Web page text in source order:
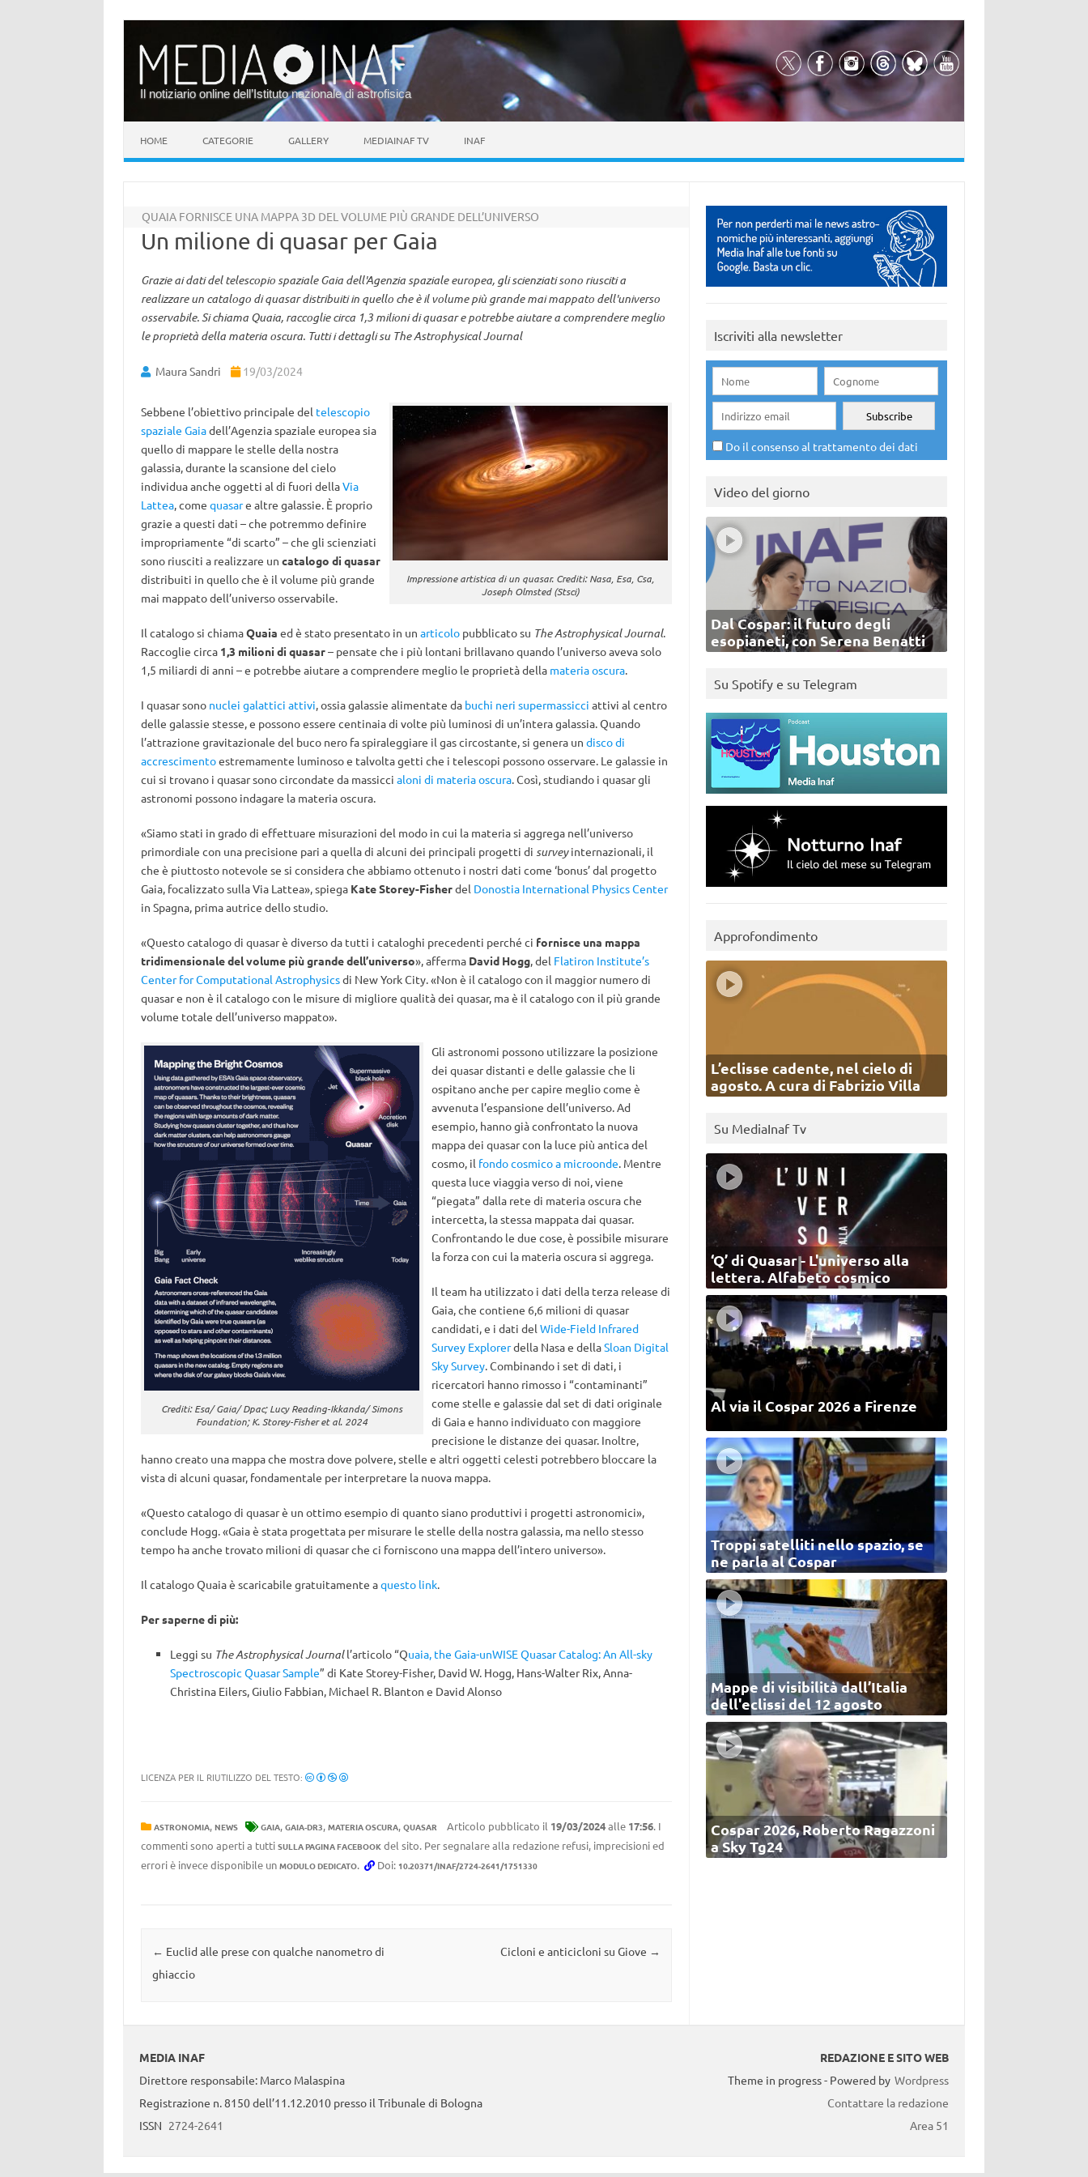
Il notiziario online dell’Istituto nazionale di astrofisica
HOME CATEGORIE GALLERY MEDIAINAF TV INAF
QUAIA FORNISCE UNA MAPPA 3D DEL VOLUME PIÙ GRANDE DELL’UNIVERSO
Un milione di quasar per Gaia
Grazie ai dati del telescopio spaziale Gaia dell'Agenzia spaziale europea, gli scienziati sono riusciti a
realizzare un catalogo di quasar distribuiti in quello che è il volume più grande mai mappato dell'universo
osservabile. Si chiama Quaia, raccoglie circa 1,3 milioni di quasar e potrebbe aiutare a comprendere meglio
le proprietà della materia oscura. Tutti i dettagli su The Astrophysical Journal
Maura Sandri 19/03/2024
Impressione artistica di un quasar. Crediti: Nasa, Esa, Csa,
Joseph Olmsted (Stsci)
Sebbene l’obiettivo principale del telescopio
spaziale Gaiadell’Agenzia spaziale europea sia
quello di mappare le stelle della nostra
galassia, durante la scansione del cielo
individua anche oggetti al di fuori dellaVia
Lattea, come quasare altre galassie. È proprio
grazie a questi dati – che potremmo definire
impropriamente “di scarto” – che gli scienziati
sono riusciti a realizzare un catalogo di quasar
distribuiti in quello che è il volume più grande
mai mappato dell’universo osservabile.
Il catalogo si chiamaQuaia ed è stato presentato in un articolopubblicato su The Astrophysical Journal.
Raccoglie circa 1,3 milioni di quasar– pensate che i più lontani brillavano quando l’universo aveva solo
1,5 miliardi di anni – e potrebbe aiutare a comprendere meglio le proprietà della materia oscura.
I quasar sono nuclei galattici attivi, ossia galassie alimentate da buchi neri supermassicci attivi al centro
delle galassie stesse, e possono essere centinaia di volte più luminosi di un’intera galassia. Quando
l’attrazione gravitazionale del buco nero fa spiraleggiare il gas circostante, si genera un disco di
accrescimentoestremamente luminoso e talvolta getti che i telescopi possono osservare. Le galassie in
cui si trovano i quasar sono circondate da massicci aloni di materia oscura. Così, studiando i quasar gli
astronomi possono indagare la materia oscura.
«Siamo stati in grado di effettuare misurazioni del modo in cui la materia si aggrega nell’universo
primordiale con una precisione pari a quella di alcuni dei principali progetti di surveyinternazionali, il
che è piuttosto notevole se si considera che abbiamo ottenuto i nostri dati come ‘bonus’ dal progetto
Gaia, focalizzato sulla Via Lattea», spiegaKate Storey-Fisherdel Donostia International Physics Center
in Spagna, prima autrice dello studio.
«Questo catalogo di quasar è diverso da tutti i cataloghi precedenti perché ci fornisce una mappa
tridimensionale del volume più grande dell’universo», afferma David Hogg, del Flatiron Institute’s
Center for Computational Astrophysicsdi New York City. «Non è il catalogo con il maggior numero di
quasar e non è il catalogo con le misure di migliore qualità dei quasar, ma è il catalogo con il più grande
volume totale dell’universo mappato».
Crediti: Esa/ Gaia/ Dpac; Lucy Reading-Ikkanda/ Simons
Foundation; K. Storey-Fisher et al. 2024
Gli astronomi possono utilizzare la posizione
dei quasar distanti e delle galassie che li
ospitano anche per capire meglio come è
avvenuta l’espansione dell’universo. Ad
esempio, hanno già confrontato la nuova
mappa dei quasar con la luce più antica del
cosmo, il fondo cosmico a microonde. Mentre
questa luce viaggia verso di noi, viene
“piegata” dalla rete di materia oscura che
intercetta, la stessa mappata dai quasar.
Confrontando le due cose, è possibile misurare
la forza con cui la materia oscura si aggrega.
Il team ha utilizzato i dati della terza release di
Gaia, che contiene 6,6 milioni di quasar
candidati, e i dati del Wide-Field Infrared
Survey Explorerdella Nasa e dellaSloan Digital
Sky Survey. Combinando i set di dati, i
ricercatori hanno rimosso i “contaminanti”
come stelle e galassie dal set di dati originale
di Gaia e hanno individuato con maggiore
precisione le distanze dei quasar. Inoltre,
hanno creato una mappa che mostra dove polvere, stelle e altri oggetti celesti potrebbero bloccare la
vista di alcuni quasar, fondamentale per interpretare la nuova mappa.
«Questo catalogo di quasar è un ottimo esempio di quanto siano produttivi i progetti astronomici»,
conclude Hogg. «Gaia è stata progettata per misurare le stelle della nostra galassia, ma nello stesso
tempo ha anche trovato milioni di quasar che ci forniscono una mappa dell’intero universo».
Il catalogo Quaia è scaricabile gratuitamente aquesto link.
Per saperne di più:
Leggi su The Astrophysical Journall’articolo “Quaia, the Gaia-unWISE Quasar Catalog: An All-sky
Spectroscopic Quasar Sample” di Kate Storey-Fisher, David W. Hogg, Hans-Walter Rix, Anna-
Christina Eilers, Giulio Fabbian, Michael R. Blanton e David Alonso
LICENZA PER IL RIUTILIZZO DEL TESTO:
ASTRONOMIA, NEWS GAIA, GAIA-DR3, MATERIA OSCURA, QUASAR Articolo pubblicato il 19/03/2024alle 17:56. I
commenti sono aperti a tutti SULLA PAGINA FACEBOOKdel sito. Per segnalare alla redazione refusi, imprecisioni ed
errori è invece disponibile un MODULO DEDICATO. Doi: 10.20371/INAF/2724-2641/1751330
Navigazione articolo
← Euclid alle prese con qualche nanometro di
ghiaccio
Cicloni e anticicloni su Giove →
Iscriviti alla newsletter
Do il consenso al trattamento dei dati
Video del giorno
Dal Cospar: il futuro degli
esopianeti, con Serena Benatti
Su Spotify e su Telegram
Approfondimento
L’eclisse cadente, nel cielo di
agosto. A cura di Fabrizio Villa
Su MediaInaf Tv
‘Q’ di Quasar - L'universo alla
lettera. Alfabeto cosmico
Al via il Cospar 2026 a Firenze
Troppi satelliti nello spazio, se
ne parla al Cospar
Mappe di visibilità dall’Italia
dell'eclissi del 12 agosto
Cospar 2026, Roberto Ragazzoni
a Sky Tg24
MEDIA INAF
Direttore responsabile: Marco Malaspina
Registrazione n. 8150 dell’11.12.2010 presso il Tribunale di Bologna
ISSN 2724-2641
REDAZIONE E SITO WEB
Theme in progress - Powered by Wordpress
Contattare la redazione
Area 51